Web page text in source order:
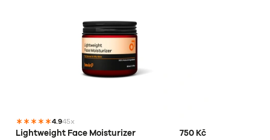
4.945x
Lightweight Face Moisturizer 750 Kč